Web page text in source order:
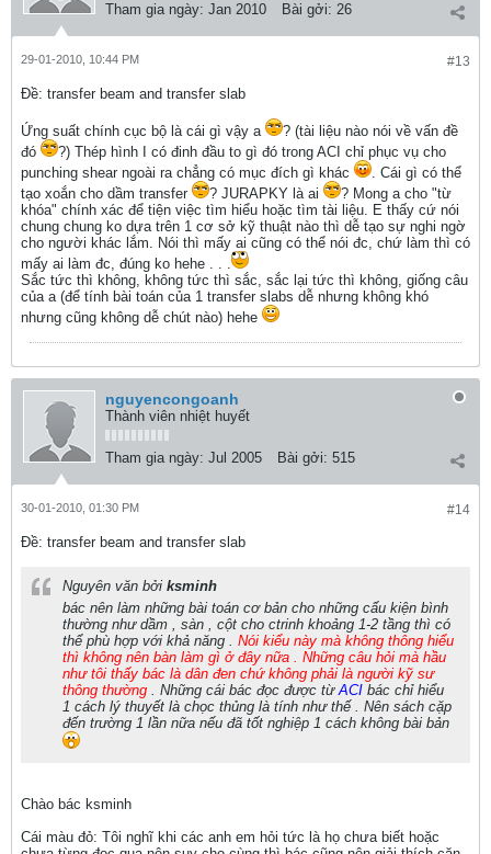
Tham gia ngày: Jan 2010 Bài gởi: 26
#13
29-01-2010, 10:44 PM
Ðề: transfer beam and transfer slab
Ứng suất chính cục bộ là cái gì vậy a
? (tài liệu nào nói về vấn đề
đó
?) Thép hình I có đinh đầu to gì đó trong ACI chỉ phục vụ cho
punching shear ngoài ra chẳng có mục đích gì khác
. Cái gì có thể
tạo xoắn cho dầm transfer
? JURAPKY là ai
? Mong a cho "từ
khóa" chính xác để tiện việc tìm hiểu hoặc tìm tài liệu. E thấy cứ nói
chung chung ko dựa trên 1 cơ sở kỹ thuật nào thì dễ tạo sự nghi ngờ
cho người khác lắm. Nói thì mấy ai cũng có thể nói đc, chứ làm thì có
mấy ai làm đc, đúng ko hehe . . .
Sắc tức thì không, không tức thì sắc, sắc lại tức thì không, giống câu
của a (để tính bài toán của 1 transfer slabs dễ nhưng không khó
nhưng cũng không dễ chút nào) hehe
nguyencongoanh
Thành viên nhiệt huyết
Tham gia ngày: Jul 2005 Bài gởi: 515
#14
30-01-2010, 01:30 PM
Ðề: transfer beam and transfer slab
Nguyên văn bởi ksminh
bác nên làm những bài toán cơ bản cho những cấu kiện bình
thường như dầm , sàn , cột cho ctrinh khoảng 1-2 tầng thì có
thể phù hợp với khả năng . Nói kiểu này mà không thông hiểu
thì không nên bàn làm gì ở đây nữa . Những câu hỏi mà hầu
như tôi thấy bác là dân đen chứ không phải là người kỹ sư
thông thường . Những cái bác đọc được từACI bác chỉ hiểu
1 cách lý thuyết là chọc thủng là tính như thế . Nên sách cặp
đến trường 1 lần nữa nếu đã tốt nghiệp 1 cách không bài bản
Chào bác ksminh
Cái màu đỏ: Tôi nghĩ khi các anh em hỏi tức là họ chưa biết hoặc